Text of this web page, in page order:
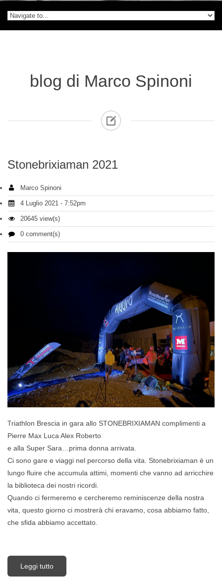
blog di Marco Spinoni
Stonebrixiaman 2021
Marco Spinoni
4 Luglio 2021 - 7:52pm
20645 view(s)
0 comment(s)
Triathlon Brescia in gara allo STONEBRIXIAMAN complimenti a
Pierre Max Luca Alex Roberto
e alla Super Sara…prima donna arrivata.
Ci sono gare e viaggi nel percorso della vita. Stonebrixiaman è un
lungo fluire che accumula attimi, momenti che vanno ad arricchire
la biblioteca dei nostri ricordi.
Quando ci fermeremo e cercheremo reminiscenze della nostra
vita, questo giorno ci mostrerà chi eravamo, cosa abbiamo fatto,
che sfida abbiamo accettato.
Leggi tutto